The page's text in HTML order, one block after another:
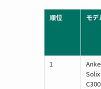
順位 モデ
1
Solix
C300